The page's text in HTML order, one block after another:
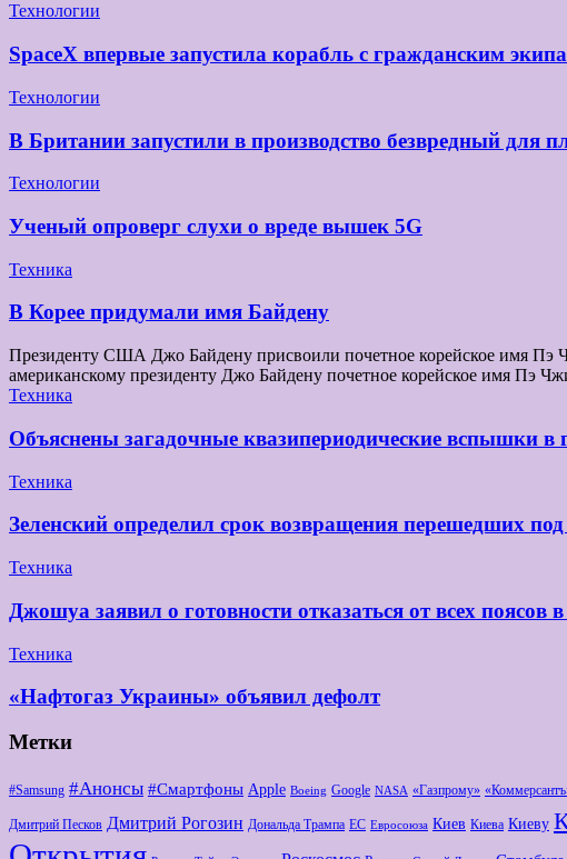
Технологии
SpaceX впервые запустила корабль с гражданским
Технологии
В Британии запустили в производство безвредный для
Технологии
Ученый опроверг слухи о вреде вышек 5G
Техника
В Корее придумали имя Байдену
Президенту США Джо Байдену присвоили почетное корейское имя
американскому президенту Джо Байдену почетное корейское имя Пэ
Техника
Объяснены загадочные квазипериодические вспышки в
Техника
Зеленский определил срок возвращения перешедших
Техника
Джошуа заявил о готовности отказаться от всех поясов
Техника
«Нафтогаз Украины» объявил дефолт
Метки
#Samsung #Анонсы #Смартфоны Apple Boeing Google NASA «Газпрому»
Дмитрий Песков Дмитрий Рогозин Дональда Трампа ЕС Евросоюза Киев Киева Киеву